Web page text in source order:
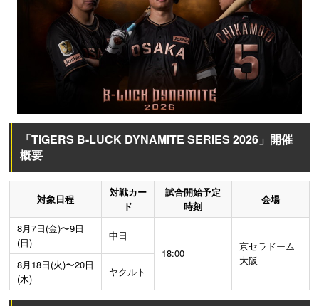
「TIGERS B-LUCK DYNAMITE SERIES 2026」開催
概要
対象日程
対戦カー
ド
試合開始予定
時刻
会場
8月7日(金)〜9日
(日)
中日
18:00
京セラドーム
大阪
8月18日(火)〜20日
(木)
ヤクルト